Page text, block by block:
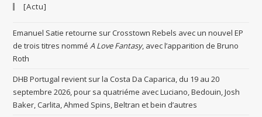
[Actu]
Emanuel Satie retourne sur Crosstown Rebels avec un nouvel EP
de trois titres nomméA Love Fantasy, avec l’apparition de Bruno
Roth
DHB Portugal revient sur la Costa Da Caparica, du 19 au 20
septembre 2026, pour sa quatriéme avec Luciano, Bedouin, Josh
Baker, Carlita, Ahmed Spins, Beltran et bein d’autres